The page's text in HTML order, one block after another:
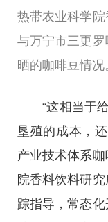
热带农业科学院
与万宁市三更
晒的咖啡豆情
“这相当于
垦殖的成本，
产业技术体系
院香料饮料研
踪指导，常态